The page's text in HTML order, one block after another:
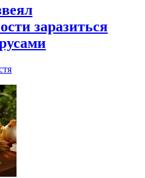
заразиться